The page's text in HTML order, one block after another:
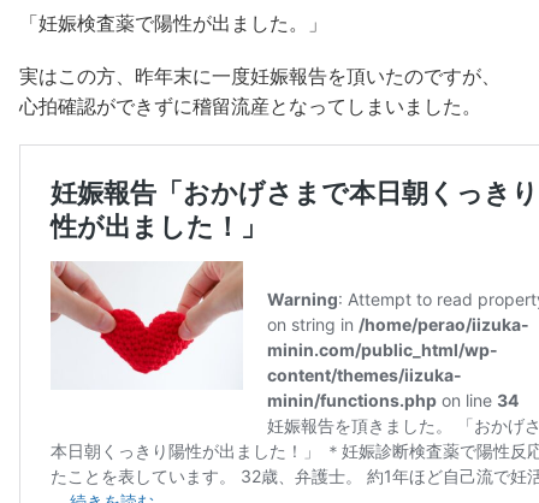
「妊娠検査薬で陽性が出ました。」
実はこの方、昨年末に一度妊娠報告を頂いたのですが、
心拍確認ができずに稽留流産となってしまいました。